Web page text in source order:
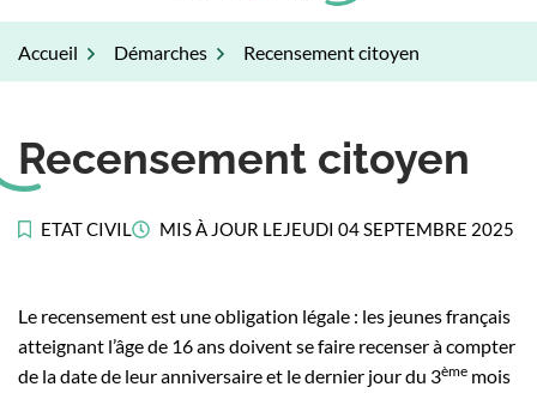
Accueil Démarches Recensement citoyen
Recensement citoyen
ETAT CIVIL MIS À JOUR LEJEUDI 04 SEPTEMBRE 2025
Le recensement est une obligation légale : les jeunes français
atteignant l’âge de 16 ans doivent se faire recenser à compter
de la date de leur anniversaire et le dernier jour du 3ème mois